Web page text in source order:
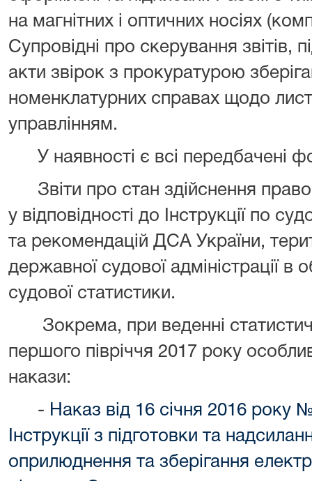
на магнітних і оптичних носіях
Супровідні про скерування звітів,
акти звірок з прокуратурою
номенклатурних справах щодо
управлінням.
У наявності є всі передбачені
Звіти про стан здійснення
у відповідності до Інструкції по
та рекомендацій ДСА України,
державної судової адміністрації в
судової статистики.
Зокрема, при веденні
першого півріччя 2017 року
накази:
- Наказ від 16 січня 2016 року
Інструкції з підготовки та
оприлюднення та зберігання